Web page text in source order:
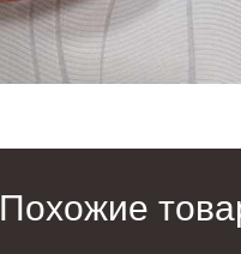
Похожие